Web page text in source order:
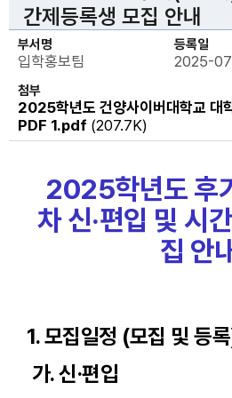
간제등록생 모집 안내
부서명
입학홍보팀
등록일
2025-
첨부
2025학년도 건양사이버대학교 대
PDF 1.pdf (207.7K)
2025학년도 후
차신·편입 및 시
집 안
1. 모집일정 (모집 및 등
가. 신·편입